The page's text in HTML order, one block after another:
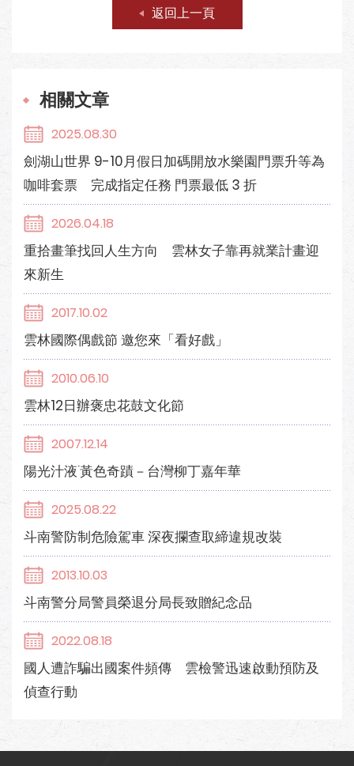
返回上一頁
相關文章
2025.08.30
劍湖山世界 9-10月假日加碼開放水樂園門票升等為
咖啡套票 完成指定任務 門票最低 3 折
2026.04.18
重拾畫筆找回人生方向 雲林女子靠再就業計畫迎
來新生
2017.10.02
雲林國際偶戲節 邀您來「看好戲」
2010.06.10
雲林12日辦褒忠花鼓文化節
2007.12.14
陽光汁液˙黃色奇蹟－台灣柳丁嘉年華
2025.08.22
斗南警防制危險駕車 深夜攔查取締違規改裝
2013.10.03
斗南警分局警員榮退分局長致贈紀念品
2022.08.18
國人遭詐騙出國案件頻傳 雲檢警迅速啟動預防及
偵查行動